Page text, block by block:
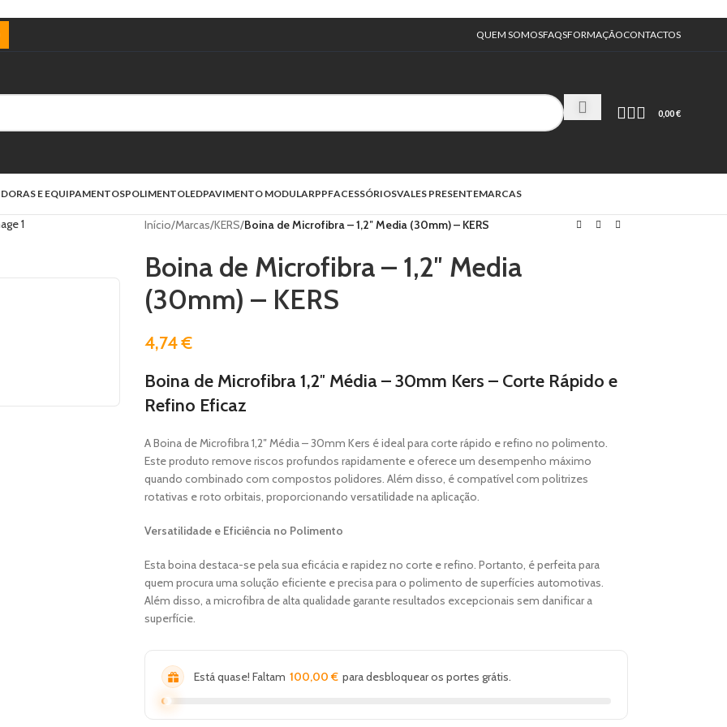
QUEM SOMOSFAQSFORMAÇÃOCONTACTOS
0,00€
E EQUIPAMENTOSPOLIMENTOLEDPAVIMENTO MODULARPPFACESSÓRIOSVALES PRESENTEMARCAS
Início/Marcas/KERS/Boina de Microfibra – 1,2″ Media (30mm) – KERS
Boina de Microfibra – 1,2″ Media
(30mm) – KERS
4,74€
Boina de Microfibra 1,2″ Média – 30mm Kers – Corte Rápido e
Refino Eficaz
A Boina de Microfibra 1,2″ Média – 30mm Kers é ideal para corte rápido e refino no polimento.
Este produto remove riscos profundos rapidamente e oferece um desempenho máximo
quando combinado com compostos polidores. Além disso, é compatível com politrizes
rotativas e roto orbitais, proporcionando versatilidade na aplicação.
Versatilidade e Eficiência no Polimento
Esta boina destaca-se pela sua eficácia e rapidez no corte e refino. Portanto, é perfeita para
quem procura uma solução eficiente e precisa para o polimento de superfícies automotivas.
Além disso, a microfibra de alta qualidade garante resultados excepcionais sem danificar a
superfície.
Está quase! Faltam 100,00€ para desbloquear os portes grátis.